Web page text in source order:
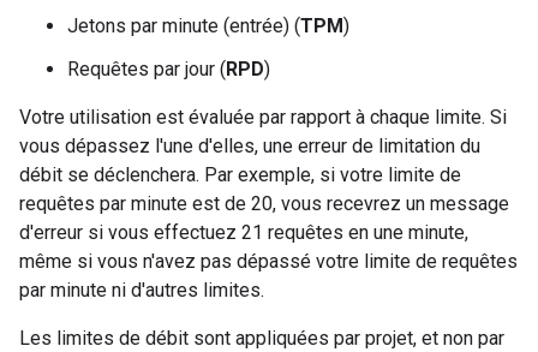
Jetons par minute (entrée) (TPM)
Requêtes par jour (RPD)
Votre utilisation est évaluée par rapport à chaque limite. Si
vous dépassez l'une d'elles, une erreur de limitation du
débit se déclenchera. Par exemple, si votre limite de
requêtes par minute est de 20, vous recevrez un message
d'erreur si vous effectuez 21 requêtes en une minute,
même si vous n'avez pas dépassé votre limite de requêtes
par minute ni d'autres limites.
Les limites de débit sont appliquées par projet, et non par